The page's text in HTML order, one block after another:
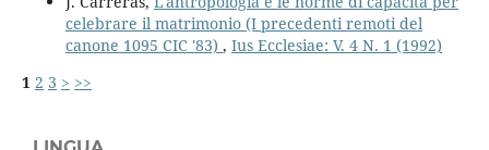
celebrare il matrimonio (I precedenti remoti del
canone 1095 CIC '83) , Ius Ecclesiae: V. 4 N. 1 (1992)
1 2 3 > >>